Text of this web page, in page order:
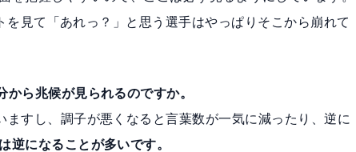
見て「あれっ？」と思う選手はやっぱりそこから崩れて
ら兆候が見られるのですか。
ますし、調子が悪くなると言葉数が一気に減ったり、逆に
逆になることが多いです。